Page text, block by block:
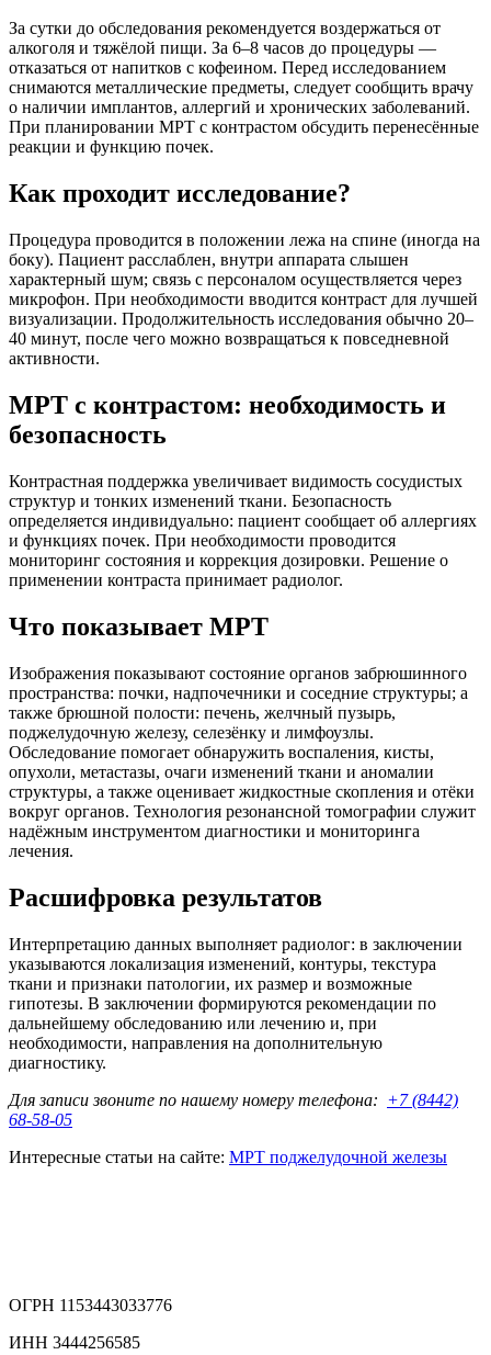
За сутки до обследования рекомендуется воздержаться от
алкоголя и тяжёлой пищи. За 6–8 часов до процедуры —
отказаться от напитков с кофеином. Перед исследованием
снимаются металлические предметы, следует сообщить врачу
о наличии имплантов, аллергий и хронических заболеваний.
При планировании МРТ с контрастом обсудить перенесённые
реакции и функцию почек.
Как проходит исследование?
Процедура проводится в положении лежа на спине (иногда на
боку). Пациент расслаблен, внутри аппарата слышен
характерный шум; связь с персоналом осуществляется через
микрофон. При необходимости вводится контраст для лучшей
визуализации. Продолжительность исследования обычно 20–
40 минут, после чего можно возвращаться к повседневной
активности.
МРТ с контрастом: необходимость и
безопасность
Контрастная поддержка увеличивает видимость сосудистых
структур и тонких изменений ткани. Безопасность
определяется индивидуально: пациент сообщает об аллергиях
и функциях почек. При необходимости проводится
мониторинг состояния и коррекция дозировки. Решение о
применении контраста принимает радиолог.
Что показывает МРТ
Изображения показывают состояние органов забрюшинного
пространства: почки, надпочечники и соседние структуры; а
также брюшной полости: печень, желчный пузырь,
поджелудочную железу, селезёнку и лимфоузлы.
Обследование помогает обнаружить воспаления, кисты,
опухоли, метастазы, очаги изменений ткани и аномалии
структуры, а также оценивает жидкостные скопления и отёки
вокруг органов. Технология резонансной томографии служит
надёжным инструментом диагностики и мониторинга
лечения.
Расшифровка результатов
Интерпретацию данных выполняет радиолог: в заключении
указываются локализация изменений, контуры, текстура
ткани и признаки патологии, их размер и возможные
гипотезы. В заключении формируются рекомендации по
дальнейшему обследованию или лечению и, при
необходимости, направления на дополнительную
диагностику.
Для записи звоните по нашему номеру телефона: +7 (8442)
68-58-05
Интересные статьи на сайте: МРТ поджелудочной железы
ОГРН 1153443033776
ИНН 3444256585